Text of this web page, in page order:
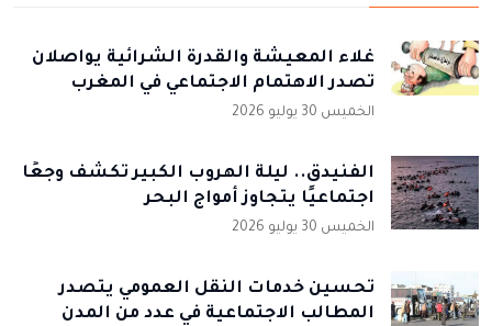
غلاء المعيشة والقدرة الشرائية يواصلان
تصدر الاهتمام الاجتماعي في المغرب
الخميس 30 يوليو 2026
الفنيدق.. ليلة الهروب الكبير تكشف وجعًا
اجتماعيًا يتجاوز أمواج البحر
الخميس 30 يوليو 2026
تحسين خدمات النقل العمومي يتصدر
المطالب الاجتماعية في عدد من المدن